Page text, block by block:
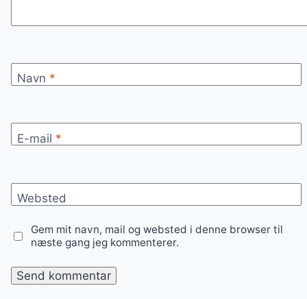
Navn *
E-mail *
Websted
Gem mit navn, mail og websted i denne browser til
næste gang jeg kommenterer.